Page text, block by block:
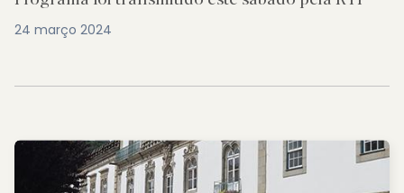
24 março 2024